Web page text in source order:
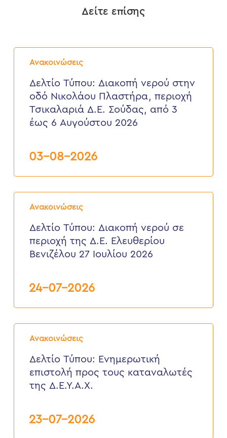
Δείτε επίσης
Ανακοινώσεις
Δελτίο
Τύπου:
νερού
στην
Νικολάου
Πλαστήρα,
περιοχή
Σούδας,
έως
2026
Δελτίο Τύπου: Διακοπή νερού στην
οδό Νικολάου Πλαστήρα, περιοχή
Τσικαλαριά Δ.Ε. Σούδας, από 3
έως 6 Αυγούστου 2026
03-08-2026
Ανακοινώσεις
Δελτίο
Τύπου:
νερού
περιοχή
2026
Δελτίο Τύπου: Διακοπή νερού σε
περιοχή της Δ.Ε. Ελευθερίου
Βενιζέλου 27 Ιουλίου 2026
24-07-2026
Ανακοινώσεις
Δελτίο
Τύπου:
επιστολή
προς
τους
καταναλωτές
Δελτίο Τύπου: Eνημερωτική
επιστολή προς τους καταναλωτές
της Δ.Ε.Υ.Α.Χ.
23-07-2026